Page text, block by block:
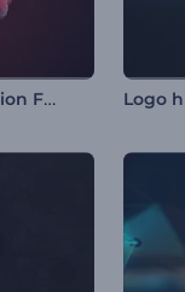
Animation de Logo Éruption Féroce Logo